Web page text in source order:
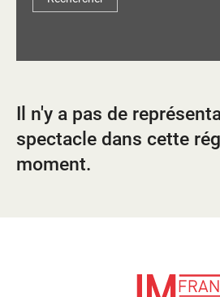
d'information
Ressources adhérents
Réalisations
Il n'y a pas de
spectacle dans cette
moment.